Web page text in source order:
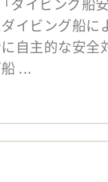
イビング船に
に自主的な安
...